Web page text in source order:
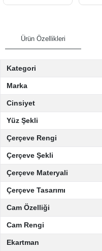
Ürün Özellikleri
Kategori
Marka
Cinsiyet
Yüz Şekli
Çerçeve Rengi
Çerçeve Şekli
Çerçeve Materyali
Çerçeve Tasarımı
Cam Özelliği
Cam Rengi
Ekartman